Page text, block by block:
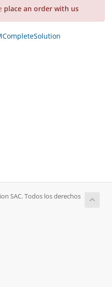
place an order with us
SAC. Todos los derechos